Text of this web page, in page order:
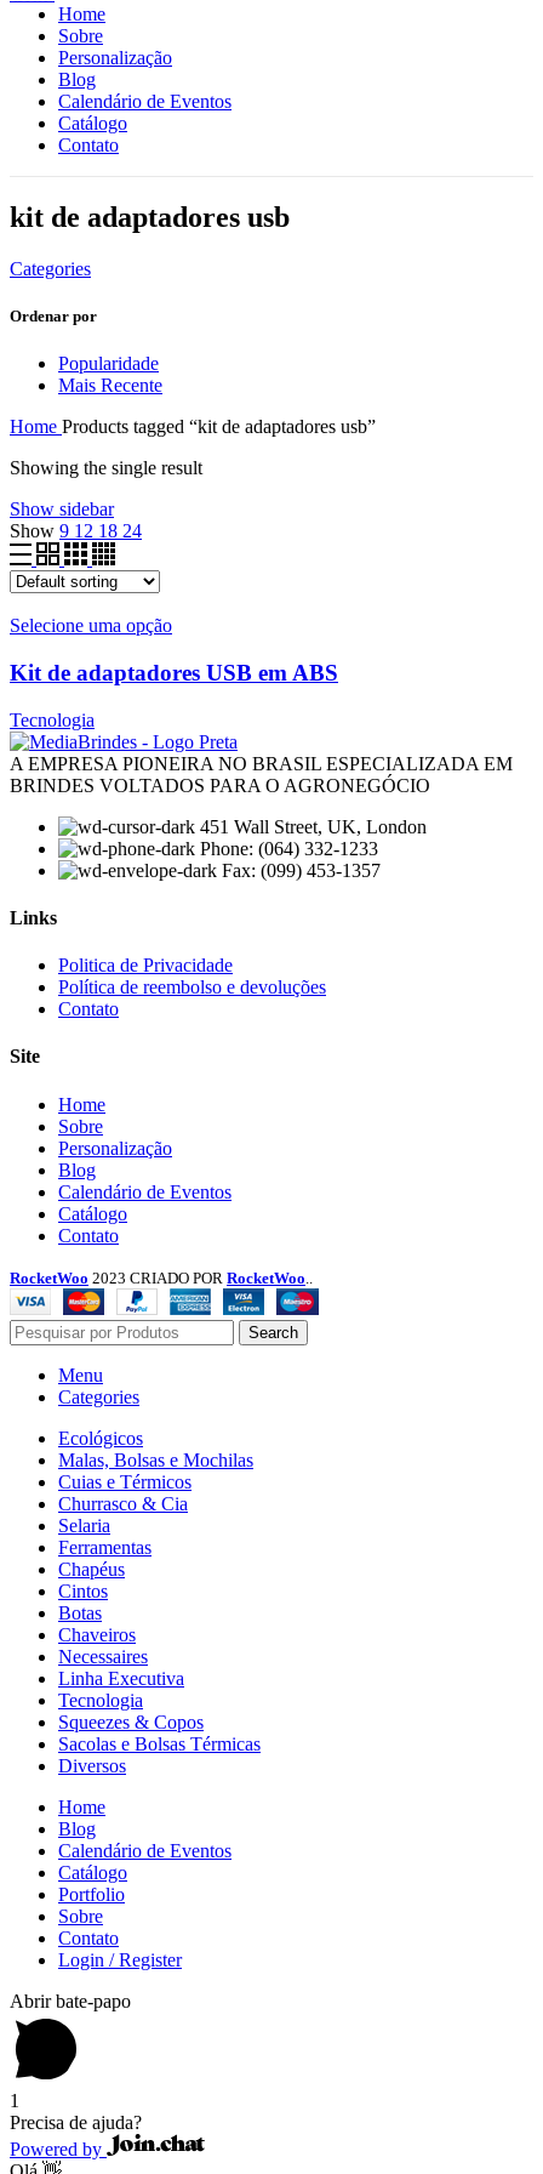
Home
Sobre
Personalização
Blog
Calendário de Eventos
Catálogo
Contato
kit de adaptadores usb
Categories
Ordenar por
Popularidade
Mais Recente
Home Products tagged “kit de adaptadores usb”
Showing the single result
Show sidebar
Show 9 12 18 24
Selecione uma opção
Kit de adaptadores USB em ABS
Tecnologia
A EMPRESA PIONEIRA NO BRASIL ESPECIALIZADA EM
BRINDES VOLTADOS PARA O AGRONEGÓCIO
451 Wall Street, UK, London
Phone: (064) 332-1233
Fax: (099) 453-1357
Links
Menu
Politica de Privacidade
Política de reembolso e devoluções
Contato
Site
Menu
Home
Sobre
Personalização
Blog
Calendário de Eventos
Catálogo
Contato
RocketWoo 2023 CRIADO POR RocketWoo
Search
Menu
Categories
Ecológicos
Malas, Bolsas e Mochilas
Cuias e Térmicos
Churrasco & Cia
Selaria
Ferramentas
Chapéus
Cintos
Botas
Chaveiros
Necessaires
Linha Executiva
Tecnologia
Squeezes & Copos
Sacolas e Bolsas Térmicas
Diversos
Home
Blog
Calendário de Eventos
Catálogo
Portfolio
Sobre
Contato
Login / Register
Abrir bate-papo
1
Precisa de ajuda?
Powered by